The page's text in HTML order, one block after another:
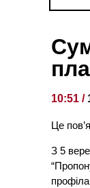
10:51 /
Це
З 5